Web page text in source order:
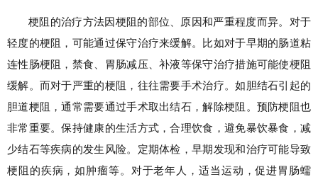
梗阻的治疗方法因梗阻的部位、原因和严重程度而异。对于
轻度的梗阻，可能通过保守治疗来缓解。比如对于早期的肠道粘
连性肠梗阻，禁食、胃肠减压、补液等保守治疗措施可能使梗阻
缓解。而对于严重的梗阻，往往需要手术治疗。如胆结石引起的
胆道梗阻，通常需要通过手术取出结石，解除梗阻。预防梗阻也
非常重要。保持健康的生活方式，合理饮食，避免暴饮暴食，减
少结石等疾病的发生风险。定期体检，早期发现和治疗可能导致
梗阻的疾病，如肿瘤等。对于老年人，适当运动，促进胃肠蠕